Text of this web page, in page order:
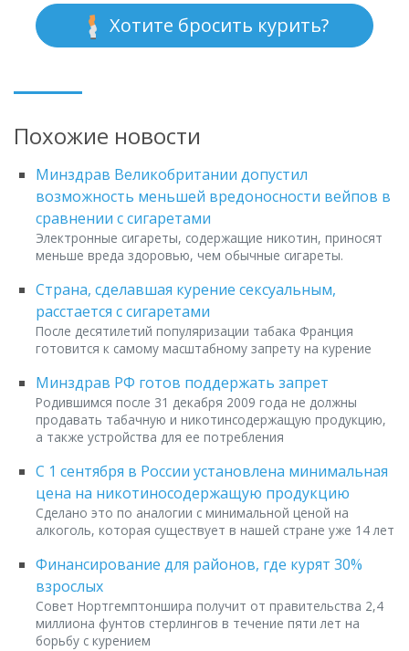
Хотите бросить курить?
Похожие новости
Минздрав Великобритании допустил
возможность меньшей вредоносности вейпов в
сравнении с сигаретами
Электронные сигареты, содержащие никотин, приносят
меньше вреда здоровью, чем обычные сигареты.
Страна, сделавшая курение сексуальным,
расстается с сигаретами
После десятилетий популяризации табака Франция
готовится к самому масштабному запрету на курение
Минздрав РФ готов поддержать запрет
Родившимся после 31 декабря 2009 года не должны
продавать табачную и никотинсодержащую продукцию,
а также устройства для ее потребления
С 1 сентября в России установлена минимальная
цена на никотиносодержащую продукцию
Сделано это по аналогии с минимальной ценой на
алкоголь, которая существует в нашей стране уже 14 лет
Финансирование для районов, где курят 30%
взрослых
Совет Нортгемптоншира получит от правительства 2,4
миллиона фунтов стерлингов в течение пяти лет на
борьбу с курением